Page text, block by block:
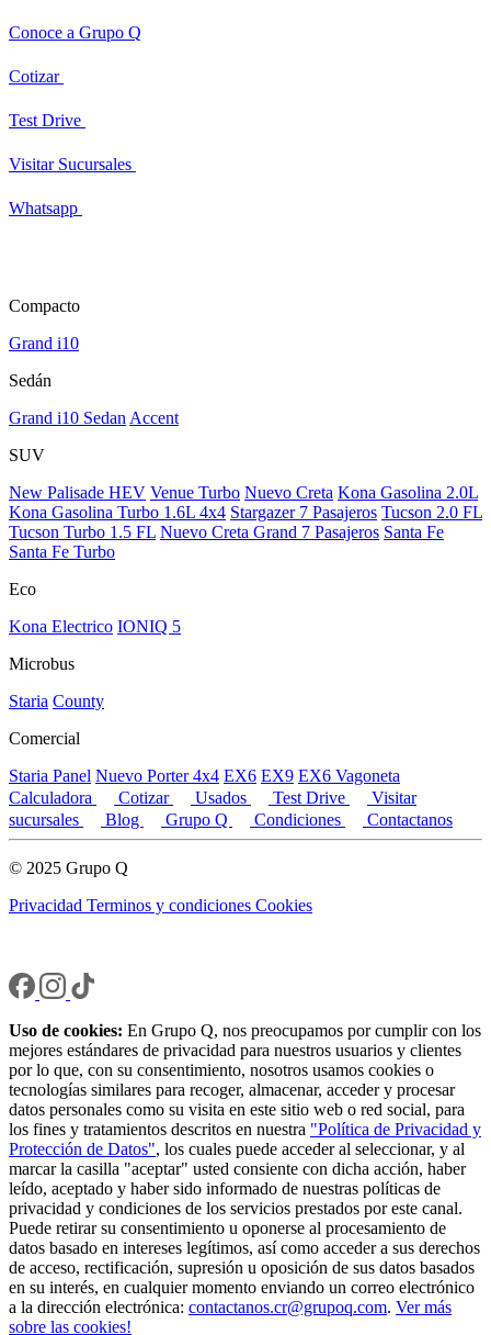
Conoce a Grupo Q
Cotizar
Test Drive
Visitar Sucursales
Whatsapp
Compacto
Grand i10
Sedán
Grand i10 SedanAccent
SUV
New Palisade HEV Venue Turbo Nuevo Creta Kona Gasolina 2.0L
Kona Gasolina Turbo 1.6L 4x4 Stargazer 7 Pasajeros Tucson 2.0 FL
Tucson Turbo 1.5 FL Nuevo Creta Grand 7 Pasajeros Santa Fe
Santa Fe Turbo
Eco
Kona Electrico IONIQ 5
Microbus
Staria County
Comercial
Staria Panel Nuevo Porter 4x4 EX6 EX9 EX6 Vagoneta
Calculadora
Cotizar Usados Test Drive
Visitar
sucursales
Blog Grupo Q Condiciones Contactanos
© 2025 Grupo Q
Privacidad Terminos y condiciones Cookies
Uso de cookies: En Grupo Q, nos preocupamos por cumplir con los
mejores estándares de privacidad para nuestros usuarios y clientes
por lo que, con su consentimiento, nosotros usamos cookies o
tecnologías similares para recoger, almacenar, acceder y procesar
datos personales como su visita en este sitio web o red social, para
los fines y tratamientos descritos en nuestra "Política de Privacidad y
Protección de Datos", los cuales puede acceder al seleccionar, y al
marcar la casilla "aceptar" usted consiente con dicha acción, haber
leído, aceptado y haber sido informado de nuestras políticas de
privacidad y condiciones de los servicios prestados por este canal.
Puede retirar su consentimiento u oponerse al procesamiento de
datos basado en intereses legítimos, así como acceder a sus derechos
de acceso, rectificación, supresión u oposición de sus datos basados
en su interés, en cualquier momento enviando un correo electrónico
a la dirección electrónica: contactanos.cr@grupoq.com. Ver más
sobre las cookies!